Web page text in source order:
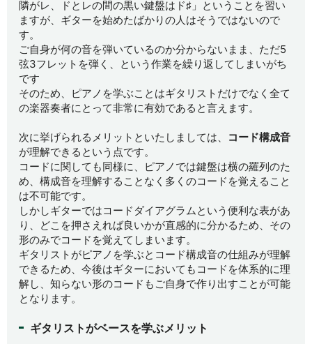
隣がレ、ドとレの間の黒い鍵盤はド♯」ということを習い
ますが、ギターを始めたばかりの人はそうではないので
す。
ご自身が何の音を弾いているのか分からないまま、ただ5
弦3フレットを弾く、という作業を繰り返してしまいがち
です
そのため、ピアノを学ぶことはギタリストだけでなく全て
の楽器奏者にとって非常に有効であると言えます。
次に挙げられるメリットといたしましては、 コード構成音
が理解できるという点です。
コードに関しても同様に、ピアノでは鍵盤は横の羅列のた
め、構成音を理解することなく多くのコードを覚えること
は不可能です。
しかしギターではコードダイアグラムという便利な表があ
り、どこを押さえれば良いかが直感的に分かるため、その
形のみでコードを覚えてしまいます。
ギタリストがピアノを学ぶとコード構成音の仕組みが理解
できるため、今後はギターにおいてもコードを体系的に理
解し、知らない形のコードもご自身で作り出すことが可能
となります。
ギタリストがベースを学ぶメリット